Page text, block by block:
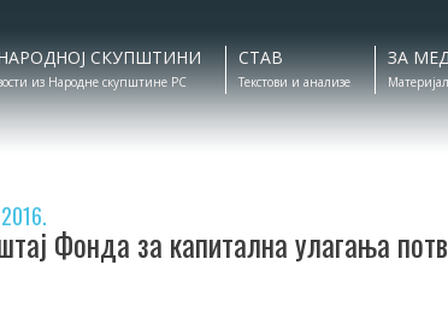
СКУПШТИНИ
из Народне скупштине РС
СТАВ
Текстови и анализе
ЗА
Фонда за капитална улагања